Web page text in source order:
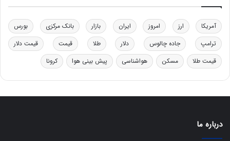
د
خ
و
د
ر
و
ی
ک
آمریکا ارز امروز ایران بازار بانک مرکزی
بورس
ترامپ
جاده چالوس دلار طلا قیمت
قیمت دلار
قیمت طلا
مسکن هواشناسی پیش بینی هوا کرونا
درباره ما